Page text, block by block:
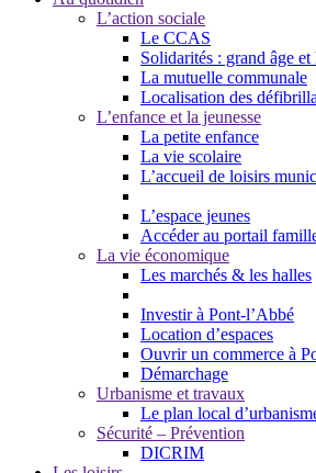
L’action sociale
Le CCAS
Solidarités : grand âge et
La mutuelle communale
Localisation des
L’enfance et la jeunesse
La petite enfance
La vie scolaire
L’accueil de loisirs
L’espace jeunes
Accéder au portail
La vie économique
Les marchés & les halles
Investir à Pont-l’Abbé
Location d’espaces
Ouvrir un commerce à
Démarchage
Urbanisme et travaux
Le plan local
Sécurité – Prévention
DICRIM